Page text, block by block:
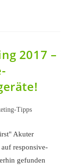
2017 –
Tipps
Akuter
responsive-
gefunden